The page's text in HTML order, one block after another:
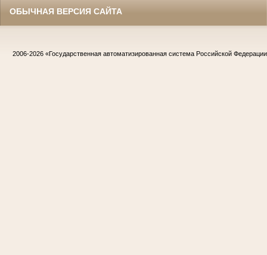
ОБЫЧНАЯ ВЕРСИЯ САЙТА
2006-2026 «Государственная автоматизированная система Российской